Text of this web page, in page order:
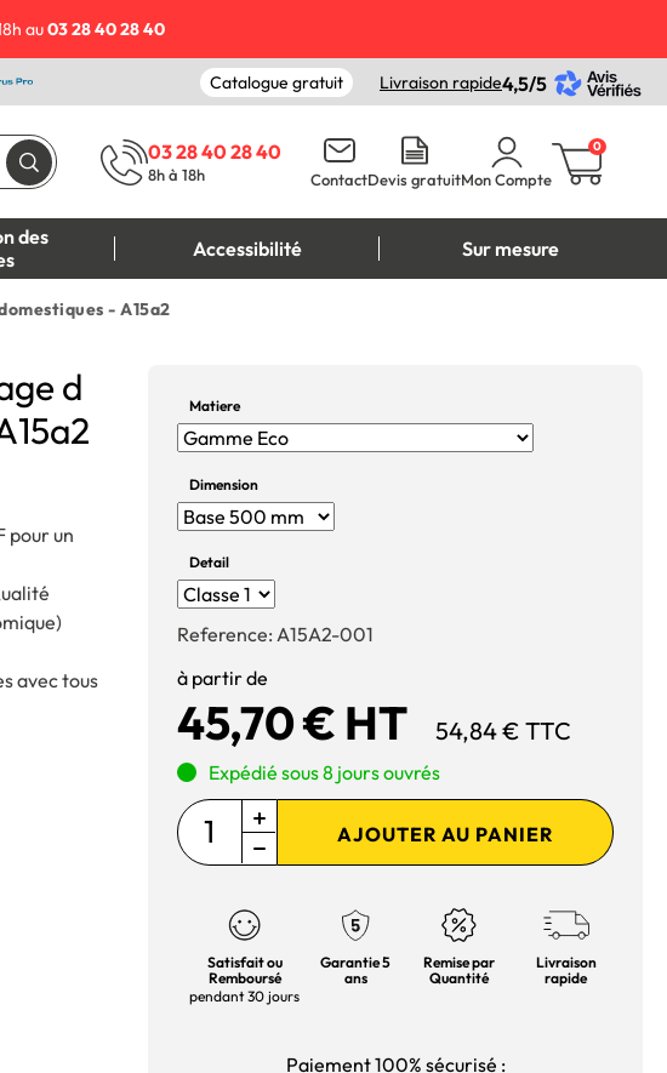
au03 28 40 28 40
Catalogue gratuit Livraison rapide4,5/5
03 28 40 28 40
8h à 18h ContactDevis gratuitMon Compte
0
des
Accessibilité Sur mesure
- A15a2
d
pour un
avec tous
Matiere
Dimension
Detail
Reference: A15A2-001
à partir de
45,70 € HT 54,84 € TTC
Expédié sous 8 jours ouvrés
AJOUTER AU PANIER
Satisfait ou
Remboursé
pendant 30 jours
Garantie 5
ans
Remise par
Quantité
Livraison
rapide
Paiement 100% sécurisé :